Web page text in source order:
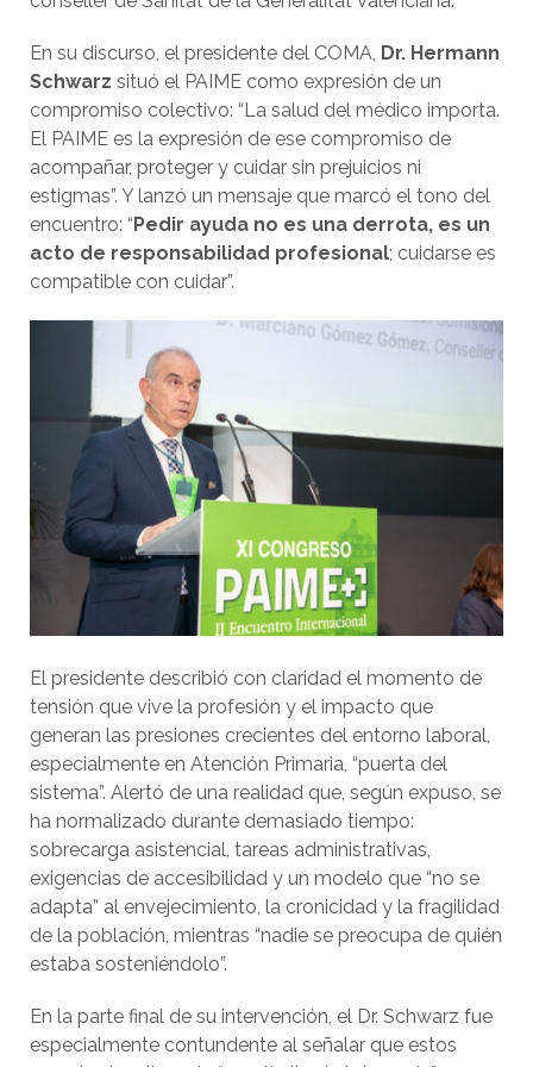
En su discurso, el presidente del COMA, Dr. Hermann
Schwarz situó el PAIME como expresión de un
compromiso colectivo: “La salud del médico importa.
El PAIME es la expresión de ese compromiso de
acompañar, proteger y cuidar sin prejuicios ni
estigmas”. Y lanzó un mensaje que marcó el tono del
encuentro: “Pedir ayuda no es una derrota, es un
acto de responsabilidad profesional; cuidarse es
compatible con cuidar”.
El presidente describió con claridad el momento de
tensión que vive la profesión y el impacto que
generan las presiones crecientes del entorno laboral,
especialmente en Atención Primaria, “puerta del
sistema”. Alertó de una realidad que, según expuso, se
ha normalizado durante demasiado tiempo:
sobrecarga asistencial, tareas administrativas,
exigencias de accesibilidad y un modelo que “no se
adapta” al envejecimiento, la cronicidad y la fragilidad
de la población, mientras “nadie se preocupa de quién
estaba sosteniéndolo”.
En la parte final de su intervención, el Dr. Schwarz fue
especialmente contundente al señalar que estos